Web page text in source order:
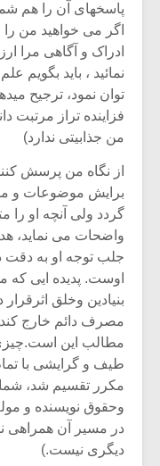
پاسخهای آن را هم
اگر می خواهید من
ادراک و آگاهی مرا
نمائید ، باید بگویم
توان نمود، ترجیح
فزاینده تراز مرتبت
من جذابیتی ندارد)
از نگاه من پرسش
برایش موضوعات و
گردد ولی آنچه او
واضحات می نماید،
جلب توجه او به دقت
اوست. پدیده ایی که
بنیادین وخلق
مصرف دائم خارج
مطالب این
طیف و گرایشی با
مکرر تقسیم شد، شما
وحقوق نویسنده و
در مسیر آن همراهی
دیگری نیست.)